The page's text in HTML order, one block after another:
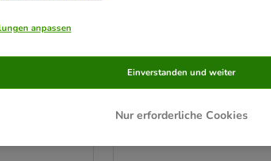
cm, Kordel Ø
TIAKI Schredderspielzeug
aus Bambus und Papier
L 18 x B 13 x H 12 cm
anpassen
Nur erforderliche Cookies
Einverstanden und weiter